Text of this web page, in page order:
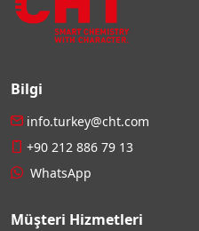
Bilgi
info.turkey@cht.com
+90 212 886 79 13
WhatsApp
Müşteri Hizmetleri